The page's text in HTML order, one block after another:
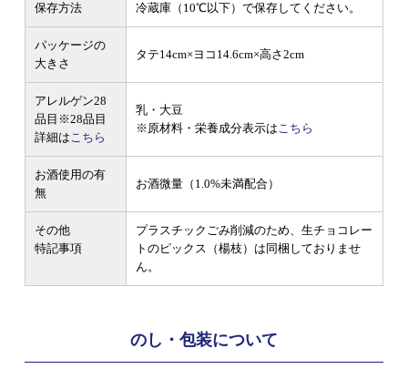
保存方法 冷蔵庫（10℃以下）で保存してください。
パッケージの
大きさ
タテ14cm×ヨコ14.6cm×高さ2cm
アレルゲン28
品目 ※28品目
詳細はこちら
乳・大豆
※原材料・栄養成分表示はこちら
お酒使用の有
無
お酒微量（1.0%未満配合）
その他
特記事項
プラスチックごみ削減のため、生チョコレー
トのピックス（楊枝）は同梱しておりませ
ん。
のし・包装について